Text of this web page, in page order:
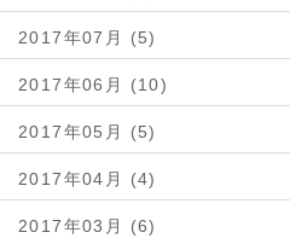
2017年07月 (5)
2017年06月 (10)
2017年05月 (5)
2017年04月 (4)
2017年03月 (6)